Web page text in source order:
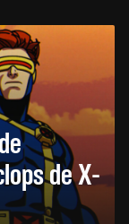
de X-